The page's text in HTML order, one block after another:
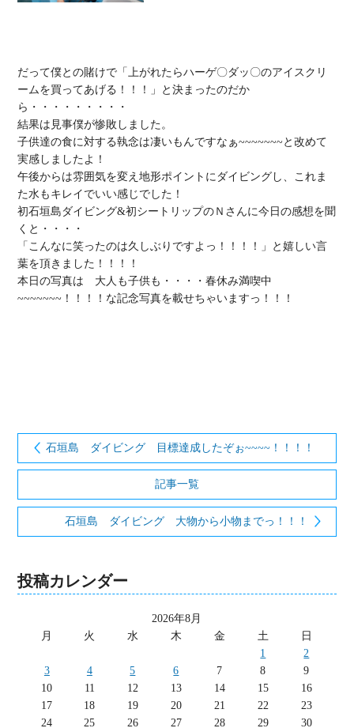
だって僕との賭けで「上がれたらハーゲ〇ダッ〇のアイスクリ
ームを買ってあげる！！！」と決まったのだか
ら・・・・・・・・・
結果は見事僕が惨敗しました。
子供達の食に対する執念は凄いもんですなぁ~~~~~~~と改めて
実感しましたよ！
午後からは雰囲気を変え地形ポイントにダイビングし、これま
た水もキレイでいい感じでした！
初石垣島ダイビング&初シートリップのＮさんに今日の感想を聞
くと・・・・
「こんなに笑ったのは久しぶりですよっ！！！！」と嬉しい言
葉を頂きました！！！！
本日の写真は　大人も子供も・・・・春休み満喫中
~~~~~~~！！！！な記念写真を載せちゃいますっ！！！
石垣島 ダイビング 目標達成したぞぉ~~~~！！！！
記事一覧
石垣島 ダイビング 大物から小物までっ！！！
投稿カレンダー
2026年8月
月
火 水 木 金 土
日
1
2
3
4 5 6 7 8
9
10
11 12 13 14 15
16
17
18 19 20 21 22
23
24
25 26 27 28 29
30